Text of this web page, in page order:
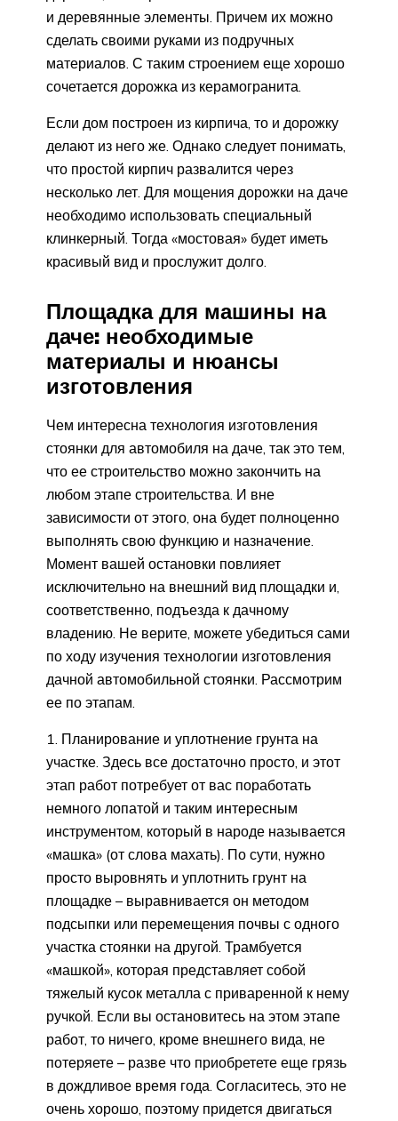
и деревянные элементы. Причем их можно
сделать своими руками из подручных
материалов. С таким строением еще хорошо
сочетается дорожка из керамогранита.
Если дом построен из кирпича, то и дорожку
делают из него же. Однако следует понимать,
что простой кирпич развалится через
несколько лет. Для мощения дорожки на даче
необходимо использовать специальный
клинкерный. Тогда «мостовая» будет иметь
красивый вид и прослужит долго.
Площадка для машины на
даче: необходимые
материалы и нюансы
изготовления
Чем интересна технология изготовления
стоянки для автомобиля на даче, так это тем,
что ее строительство можно закончить на
любом этапе строительства. И вне
зависимости от этого, она будет полноценно
выполнять свою функцию и назначение.
Момент вашей остановки повлияет
исключительно на внешний вид площадки и,
соответственно, подъезда к дачному
владению. Не верите, можете убедиться сами
по ходу изучения технологии изготовления
дачной автомобильной стоянки. Рассмотрим
ее по этапам.
Планирование и уплотнение грунта на
участке. Здесь все достаточно просто, и этот
этап работ потребует от вас поработать
немного лопатой и таким интересным
инструментом, который в народе называется
«машка» (от слова махать). По сути, нужно
просто выровнять и уплотнить грунт на
площадке – выравнивается он методом
подсыпки или перемещения почвы с одного
участка стоянки на другой. Трамбуется
«машкой», которая представляет собой
тяжелый кусок металла с приваренной к нему
ручкой. Если вы остановитесь на этом этапе
работ, то ничего, кроме внешнего вида, не
потеряете – разве что приобретете еще грязь
в дождливое время года. Согласитесь, это не
очень хорошо, поэтому придется двигаться